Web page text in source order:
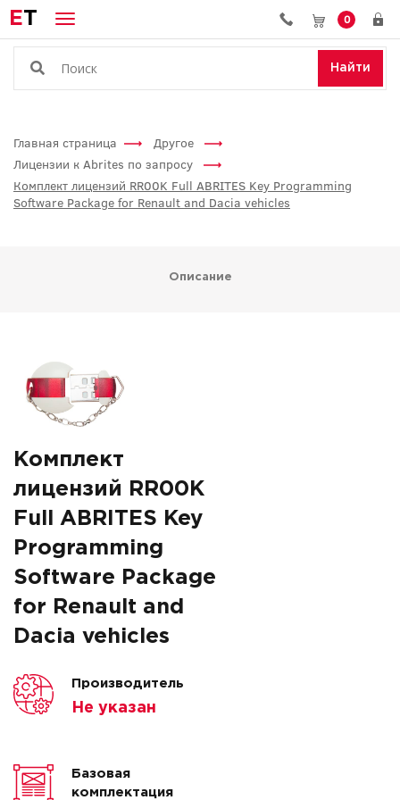
ET 0
Найти
Главная страница
Другое
Лицензии к Abrites по запросу
Комплект лицензий RR00K Full ABRITES Key Programming
Software Package for Renault and Dacia vehicles
Описание
Комплект
лицензий RR00K
Full ABRITES Key
Programming
Software Package
for Renault and
Dacia vehicles
Производитель
Не указан
Базовая
комплектация